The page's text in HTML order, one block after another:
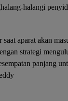
halangi
saat aparat akan
strategi
panjang